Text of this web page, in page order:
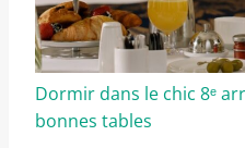
Dormir dans le chic 8ᵉ
bonnes tables